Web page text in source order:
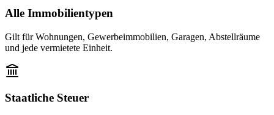
Alle Immobilientypen
Gilt für Wohnungen, Gewerbeimmobilien, Garagen, Abstellräume
und jede vermietete Einheit.
Staatliche Steuer